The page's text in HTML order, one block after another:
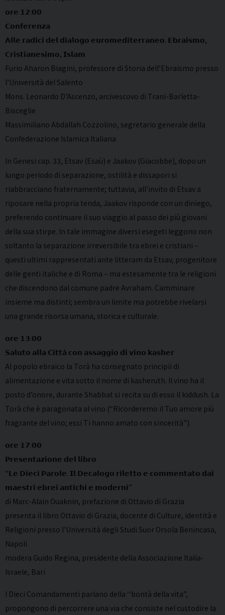
𝗼𝗿𝗲 𝟭𝟮:𝟬𝟬
𝗖𝗼𝗻𝗳𝗲𝗿𝗲𝗻𝘇𝗮
𝗔𝗹𝗹𝗲 𝗿𝗮𝗱𝗶𝗰𝗶 𝗱𝗲𝗹 𝗱𝗶𝗮𝗹𝗼𝗴𝗼 𝗲𝘂𝗿𝗼𝗺𝗲𝗱𝗶𝘁𝗲𝗿𝗿𝗮𝗻𝗲𝗼. 𝗘𝗯𝗿𝗮𝗶𝘀𝗺𝗼,
𝗖𝗿𝗶𝘀𝘁𝗶𝗮𝗻𝗲𝘀𝗶𝗺𝗼, 𝗜𝘀𝗹𝗮𝗺
Furio Aharon Biagini, professore di Storia dell’Ebraismo presso
l’Università del Salento
Mons. Leonardo D’Ascenzo, arcivescovo di Trani-Barletta-
Bisceglie
Massimiliano Abdallah Cozzolino, segretario generale della
Confederazione Islamica Italiana
In Genesi cap. 33, Etsav (Esaù) e Jaakov (Giacobbe), dopo un
lungo periodo di separazione, ostilità e dissapori si
riabbracciano fraternamente; tuttavia, all’invito di Etsav a
riposare nella propria tenda, Jaakov risponde con un diniego,
preferendo continuare il suo viaggio al passo dei più giovani
della sua stirpe. In tale immagine diversi esegeti leggono non
soltanto la separazione irreversibile tra ebrei e cristiani –
questi ultimi rappresentati ante litteram da Etsav, progenitore
delle genti italiche e di Roma – ma estesamente tra le religioni
che discendono dal comune padre Avraham. Camminare
insieme ma distinti; sembra un limite ma potrebbe rivelarsi
una grande risorsa umana, storica e culturale.
𝗼𝗿𝗲 𝟭𝟯:𝟬𝟬
𝗦𝗮𝗹𝘂𝘁𝗼 𝗮𝗹𝗹𝗮 𝗖𝗶𝘁𝘁𝗮̀ 𝗰𝗼𝗻 𝗮𝘀𝘀𝗮𝗴𝗴𝗶𝗼 𝗱𝗶 𝘃𝗶𝗻𝗼 𝗸𝗮𝘀𝗵𝗲𝗿
Al popolo ebraico la Torà ha consegnato principii di
alimentazione e vita sotto il nome di kasheruth. Il vino ha il
posto d’onore, durante Shabbat si recita su di esso il kiddush. La
Torà che è paragonata al vino (“Ricorderemo il Tuo amore più
fragrante del vino; essi Ti hanno amato con sincerità”).
𝗼𝗿𝗲 𝟭𝟳:𝟬𝟬
𝗣𝗿𝗲𝘀𝗲𝗻𝘁𝗮𝘇𝗶𝗼𝗻𝗲 𝗱𝗲𝗹 𝗹𝗶𝗯𝗿𝗼
“𝗟𝗲 𝗗𝗶𝗲𝗰𝗶 𝗣𝗮𝗿𝗼𝗹𝗲. 𝗜𝗹 𝗗𝗲𝗰𝗮𝗹𝗼𝗴𝗼 𝗿𝗶𝗹𝗲𝘁𝘁𝗼 𝗲 𝗰𝗼𝗺𝗺𝗲𝗻𝘁𝗮𝘁𝗼 𝗱𝗮𝗶
𝗺𝗮𝗲𝘀𝘁𝗿𝗶 𝗲𝗯𝗿𝗲𝗶 𝗮𝗻𝘁𝗶𝗰𝗵𝗶 𝗲 𝗺𝗼𝗱𝗲𝗿𝗻𝗶”
di Marc-Alain Ouaknin, prefazione di Ottavio di Grazia
presenta il libro Ottavio di Grazia, docente di Culture, identità e
Religioni presso l’Università degli Studi Suor Orsola Benincasa,
Napoli
modera Guido Regina, presidente della Associazione Italia-
Israele, Bari
I Dieci Comandamenti parlano della ‘‘bontà della vita”,
propongono di percorrere una via che consiste nel custodire la